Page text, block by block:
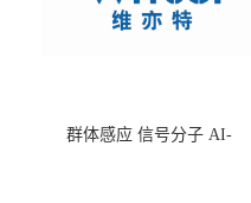
群体感应 信号分子 AI-